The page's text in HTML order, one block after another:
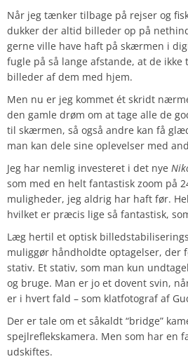
Når jeg tænker tilbage på rejser og
dukker der altid billeder op på
gerne ville have haft på skærmen i
fugle på så lange afstande, at de
billeder af dem med hjem.
Men nu er jeg kommet ét skridt
den gamle drøm om at tage alle de
til skærmen, så også andre kan få
man kan dele sine oplevelser med
Jeg har nemlig investeret i det nye
som med en helt fantastisk zoom på
muligheder, jeg aldrig har haft før.
hvilket er præcis lige så fantastisk,
Læg hertil et optisk
muliggør håndholdte optagelser, der
stativ. Et stativ, som man kun
og bruge. Man er jo et dovent svin,
er i hvert fald – som klatfotograf af
Der er tale om et såkaldt “bridge”
spejlreflekskamera. Men som har en
udskiftes.